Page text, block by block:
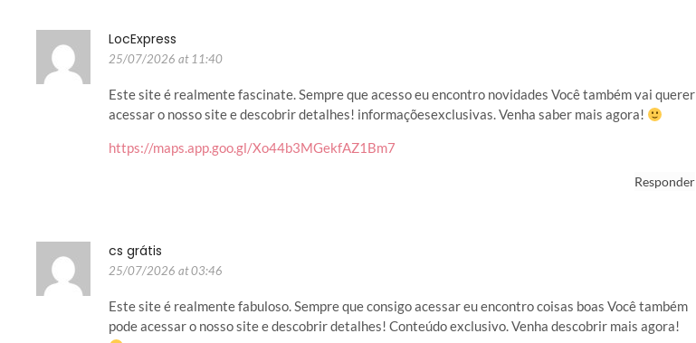
LocExpress
25/07/2026 at 11:40
Este site é realmente fascinate. Sempre que acesso eu encontro novidades Você também vai querer
acessar o nosso site e descobrir detalhes! informaçõesexclusivas. Venha saber mais agora!
https://maps.app.goo.gl/Xo44b3MGekfAZ1Bm7
Responder
cs grátis
25/07/2026 at 03:46
Este site é realmente fabuloso. Sempre que consigo acessar eu encontro coisas boas Você também
pode acessar o nosso site e descobrir detalhes! Conteúdo exclusivo. Venha descobrir mais agora!